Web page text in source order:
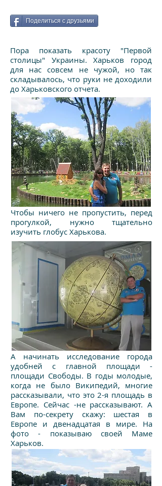
Поделиться с друзьями
Пора показать красоту "Первой
столицы" Украины. Харьков город
для нас совсем не чужой, но так
складывалось, что руки не доходили
до Харьковского отчета.
Чтобы ничего не пропустить, перед
прогулкой, нужно тщательно
изучить глобус Харькова.
А начинать исследование города
удобней с главной площади -
площади Свободы. В годы молодые,
когда не было Википедий, многие
рассказывали, что это 2-я площадь в
Европе. Сейчас -не рассказывают. А
Вам по-секрету скажу: шестая в
Европе и двенадцатая в мире. На
фото - показываю своей Маме
Харьков.